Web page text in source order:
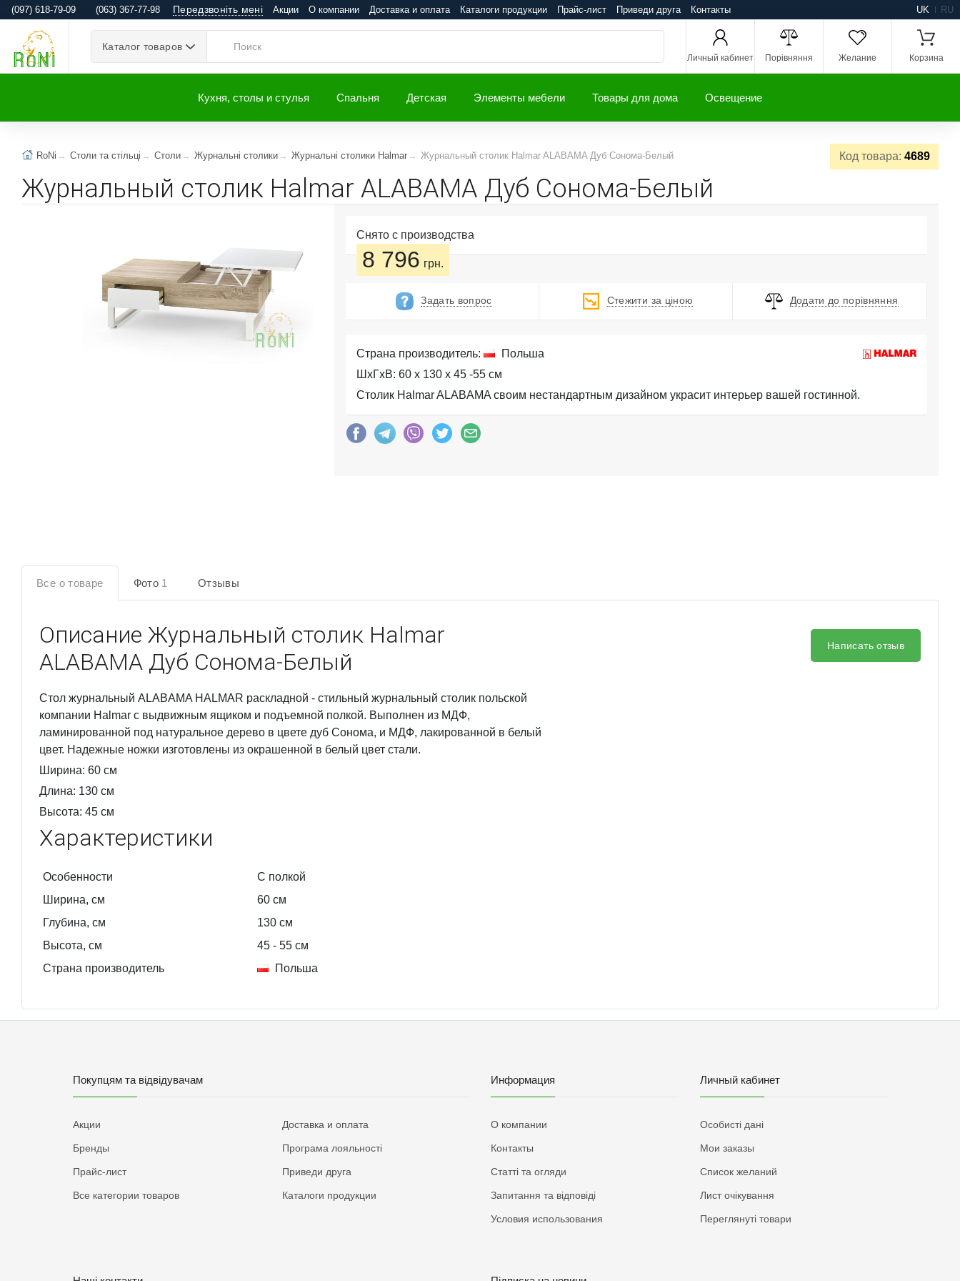
(097) 618-79-09 (063) 367-77-98 Передзвоніть мені Акции О компании Доставка и оплата Каталоги продукции Прайс-лист Приведи друга Контакты UK RU
Каталог товаров
Личный кабинет Порівняння Желание Корзина
Кухня, столы и стулья Спальня Детская Элементы мебели Товары для дома Освещение
Код товара: 4689
RoNi Столи та стільці Столи Журнальні столики Журнальні столики Halmar Журнальный столик Halmar ALABAMA Дуб Сонома-Белый
Журнальный столик Halmar ALABAMA Дуб Сонома-Белый
Снято с производства
8 796 грн.
Задать вопрос Стежити за ціною Додати до порівняння
Страна производитель:
Польша
ШхГхВ: 60 x 130 x 45 -55 см
Столик Halmar ALABAMA своим нестандартным дизайном украсит интерьер вашей гостинной.
Все о товаре Фото 1 Отзывы
Описание Журнальный столик Halmar
ALABAMA Дуб Сонома-Белый
Стол журнальный ALABAMA HALMAR раскладной - стильный журнальный столик польской
компании Halmar с выдвижным ящиком и подъемной полкой. Выполнен из МДФ,
ламинированной под натуральное дерево в цвете дуб Сонома, и МДФ, лакированной в белый
цвет. Надежные ножки изготовлены из окрашенной в белый цвет стали.
Ширина: 60 см
Длина: 130 см
Высота: 45 см
Характеристики
Особенности
С полкой
Ширина, см
60 см
Глубина, см
130 см
Высота, см
45- 55 см
Страна производитель
Польша
Написать отзыв
Покупцям та відвідувачам
Акции
Бренды
Прайс-лист
Все категории товаров
Доставка и оплата
Програма лояльності
Приведи друга
Каталоги продукции
Информация
О компании
Контакты
Статті та огляди
Запитання та відповіді
Условия использования
Личный кабинет
Особисті дані
Мои заказы
Список желаний
Лист очікування
Переглянуті товари